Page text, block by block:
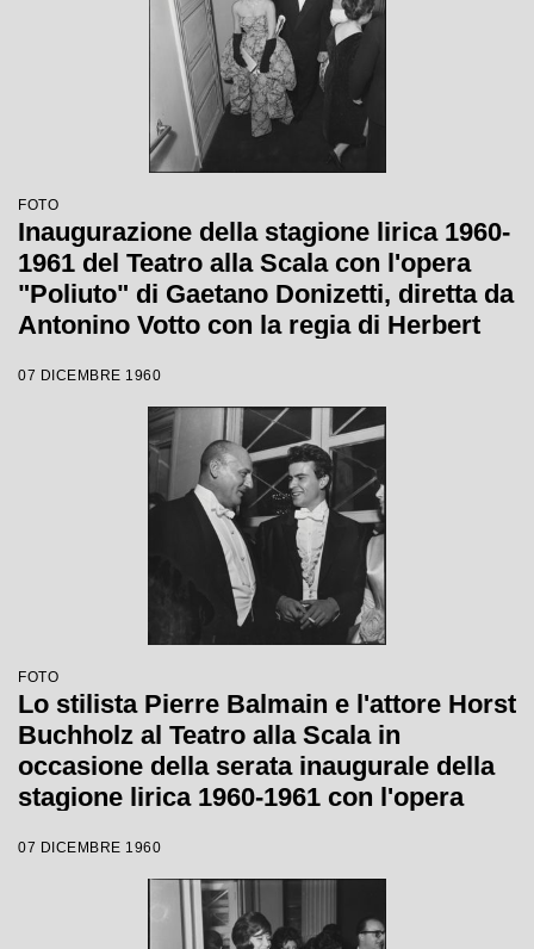
FOTO
Inaugurazione della stagione lirica 1960-
1961 del Teatro alla Scala con l'opera
"Poliuto" di Gaetano Donizetti, diretta da
Antonino Votto con la regia di Herbert
07 DICEMBRE 1960
FOTO
Lo stilista Pierre Balmain e l'attore Horst
Buchholz al Teatro alla Scala in
occasione della serata inaugurale della
stagione lirica 1960-1961 con l'opera
Antonino Votto con la regia di Herbert
07 DICEMBRE 1960